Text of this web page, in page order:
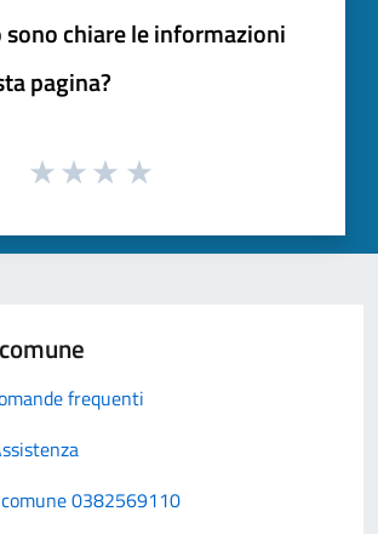
sono chiare le informazioni
pagina?
frequenti
0382569110